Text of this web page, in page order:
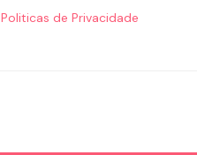
Politicas de Privacidade